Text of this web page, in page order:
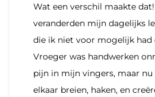
Wat een verschil maakte
veranderden mijn dagelijks
die ik niet voor mogelijk had
Vroeger was handwerken
pijn in mijn vingers, maar nu
elkaar breien, haken, en